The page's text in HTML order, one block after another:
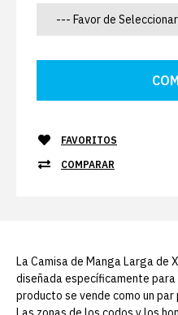
FAVORITOS
COMPARAR
La Camisa de Manga Larga de
diseñada específicamente
producto se vende como un